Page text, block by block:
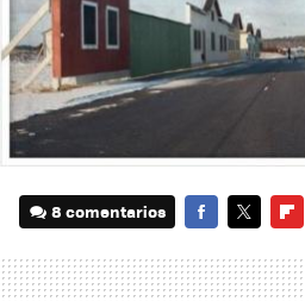
8 comentarios